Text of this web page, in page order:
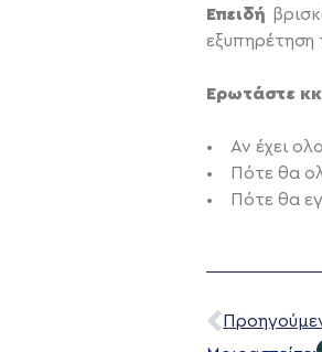
Επειδή
εξυπηρέτηση
Ερωτάστε
• Αν έχει
• Πότε θα
• Πότε θα